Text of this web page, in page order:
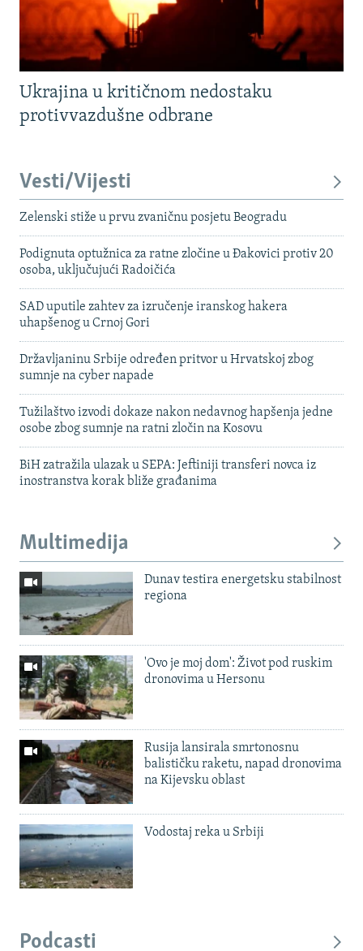
Ukrajina u kritičnom nedostaku
protivvazdušne odbrane
Vesti/Vijesti
Zelenski stiže u prvu zvaničnu posjetu Beogradu
Podignuta optužnica za ratne zločine u Đakovici protiv 20
osoba, uključujući Radoičića
SAD uputile zahtev za izručenje iranskog hakera
uhapšenog u Crnoj Gori
Državljaninu Srbije određen pritvor u Hrvatskoj zbog
sumnje na cyber napade
Tužilaštvo izvodi dokaze nakon nedavnog hapšenja jedne
osobe zbog sumnje na ratni zločin na Kosovu
BiH zatražila ulazak u SEPA: Jeftiniji transferi novca iz
inostranstva korak bliže građanima
Multimedija
Dunav testira energetsku stabilnost
regiona
'Ovo je moj dom': Život pod ruskim
dronovima u Hersonu
Rusija lansirala smrtonosnu
balističku raketu, napad dronovima
na Kijevsku oblast
Vodostaj reka u Srbiji
Podcasti